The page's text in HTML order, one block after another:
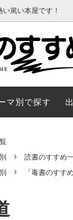
篤い本屋です！
マ別で探す
読書のすすめ
「毒書のすす